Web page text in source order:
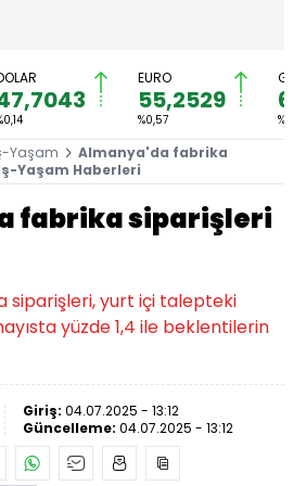
EURO
55,2529
%0,57
Yaşam
Almanya'da fabrika
Yaşam Haberleri
fabrika siparişleri
siparişleri, yurt içi talepteki
yüzde 1,4 ile beklentilerin
Giriş: 04.07.2025 - 13:12
Güncelleme: 04.07.2025 - 13:12